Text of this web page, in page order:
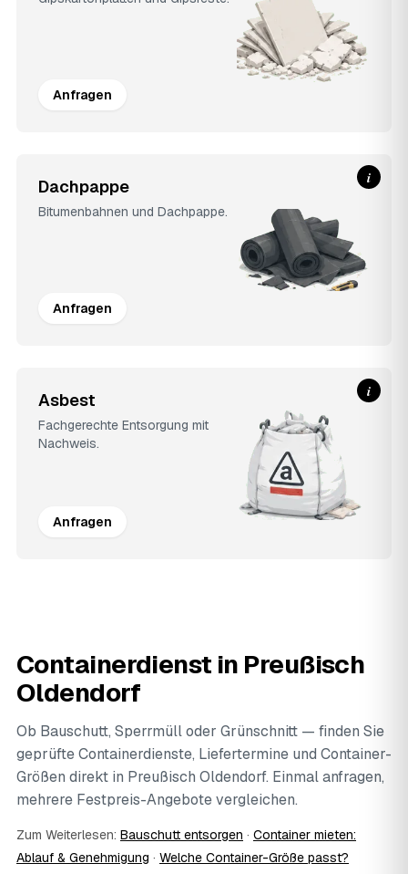
Anfragen
Dachpappe
Bitumenbahnen und Dachpappe.
Anfragen
i
Asbest
Fachgerechte Entsorgung mit
Nachweis.
Anfragen
i
Containerdienst in Preußisch
Oldendorf
Ob Bauschutt, Sperrmüll oder Grünschnitt — finden Sie
geprüfte Containerdienste, Liefertermine und Container-
Größen direkt in Preußisch Oldendorf. Einmal anfragen,
mehrere Festpreis-Angebote vergleichen.
Zum Weiterlesen: Bauschutt entsorgen · Container mieten:
Ablauf & Genehmigung · Welche Container-Größe passt?